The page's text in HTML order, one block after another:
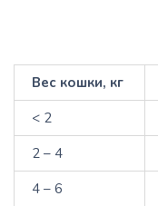
Вес кошки, кг
< 2
2 – 4
4 – 6